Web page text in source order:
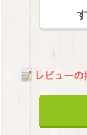
ろいろと悩ん
インにも挑戦
5段
防ダニ、